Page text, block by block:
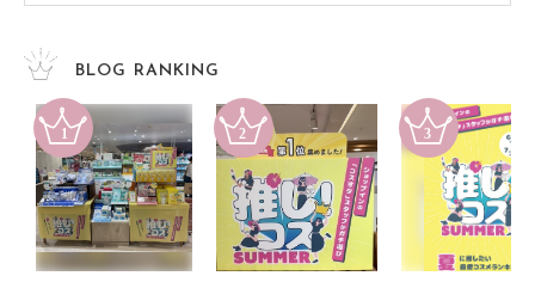
BLOG RANKING